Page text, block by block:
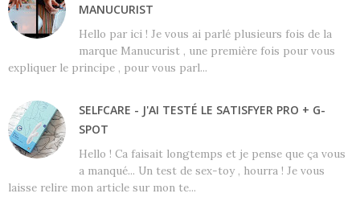
MANUCURIST
Hello par ici ! Je vous ai parlé plusieurs fois de la
marque Manucurist , une première fois pour vous
expliquer le principe , pour vous parl...
SELFCARE - J'AI TESTÉ LE SATISFYER PRO + G-
SPOT
Hello ! Ca faisait longtemps et je pense que ça vous
a manqué... Un test de sex-toy , hourra ! Je vous
laisse relire mon article sur mon te...